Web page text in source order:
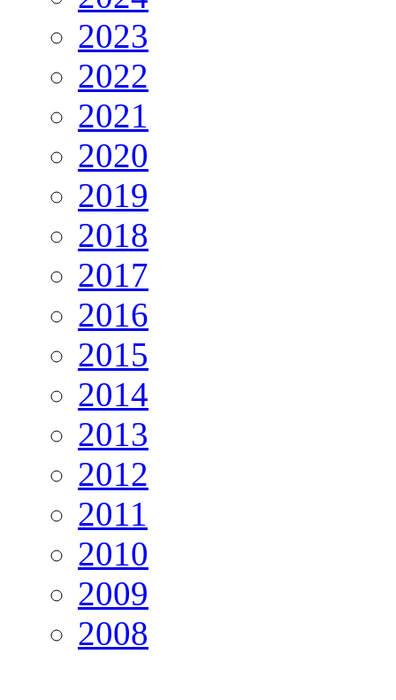
2023
2022
2021
2020
2019
2018
2017
2016
2015
2014
2013
2012
2011
2010
2009
2008